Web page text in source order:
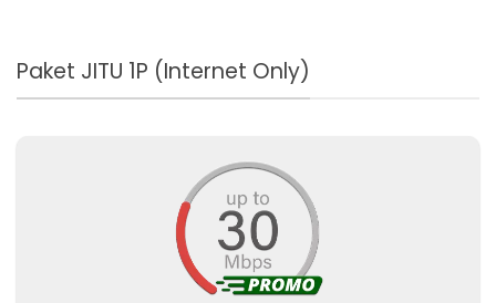
Paket JITU 1P (Internet Only)